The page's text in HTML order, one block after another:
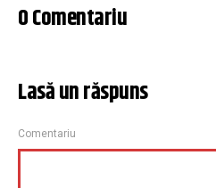
0 Comentariu
Lasă un răspuns
Comentariu